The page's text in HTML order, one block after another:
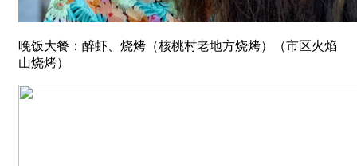
晚饭大餐：醉虾、烧烤（核桃村老地方烧烤）（市区火焰
山烧烤）